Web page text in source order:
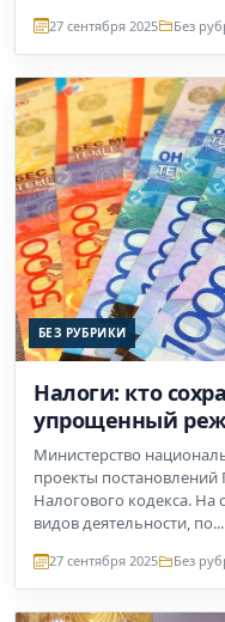
27 сентября 2025 Без
БЕЗ РУБРИКИ
Налоги: кто
упрощенный
Министерство
проекты постановлений
Налогового кодекса.
видов деятельности, по...
27 сентября 2025 Без